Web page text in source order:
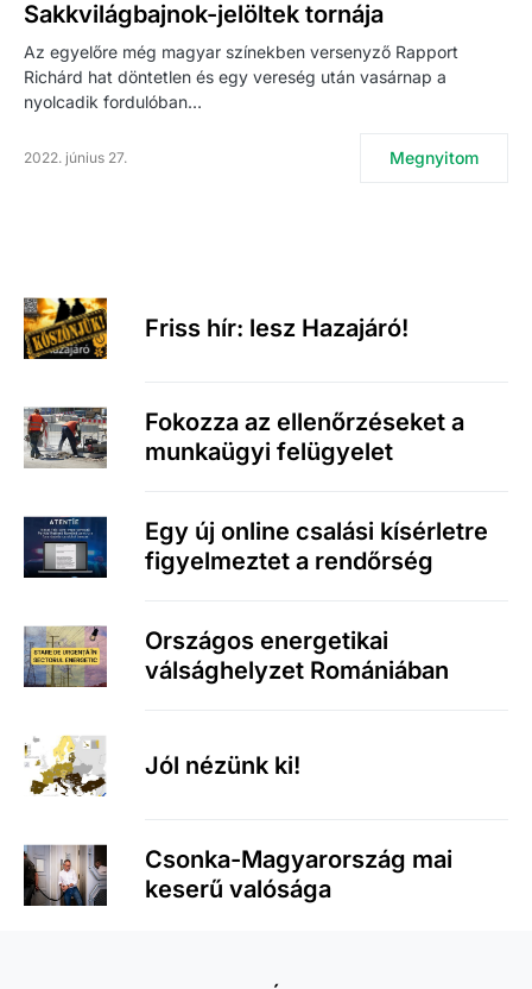
Sakkvilágbajnok-jelöltek tornája
Az egyelőre még magyar színekben versenyző Rapport
Richárd hat döntetlen és egy vereség után vasárnap a
nyolcadik fordulóban…
2022. június 27. Megnyitom
Friss hír: lesz Hazajáró!
Fokozza az ellenőrzéseket a
munkaügyi felügyelet
Egy új online csalási kísérletre
figyelmeztet a rendőrség
Országos energetikai
válsághelyzet Romániában
Jól nézünk ki!
Csonka-Magyarország mai
keserű valósága